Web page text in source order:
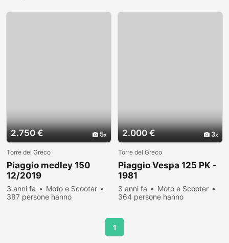
2.750 € 5
Torre del Greco
Piaggio medley 150
12/2019
3 anni fa
Moto e Scooter
387 persone hanno
2.000 € 3
Torre del Greco
Piaggio Vespa 125 PK -
1981
3 anni fa
Moto e Scooter
364 persone hanno
1